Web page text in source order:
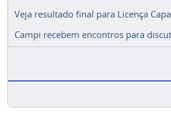
Veja resultado final para Licença
Campi recebem encontros para